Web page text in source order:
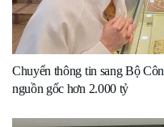
Chuyển thông tin sang Bộ
nguồn gốc hơn 2.000 tỷ